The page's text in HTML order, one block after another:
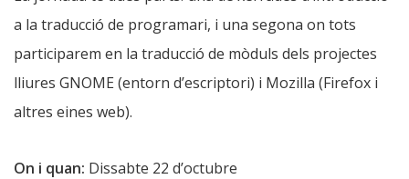
a la traducció de programari, i una segona on tots
participarem en la traducció de mòduls dels projectes
lliures GNOME (entorn d’escriptori) i Mozilla (Firefox i
altres eines web).
On i quan: Dissabte 22 d’octubre